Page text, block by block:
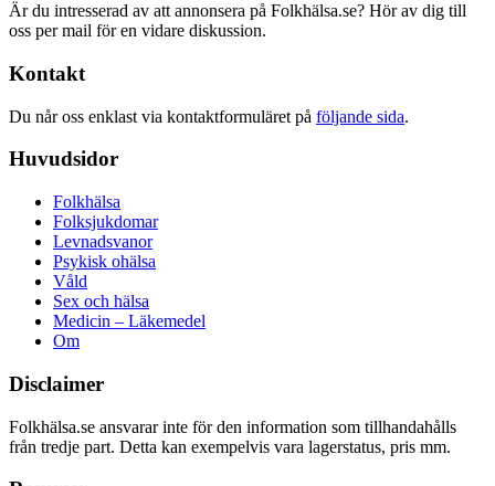
Är du intresserad av att annonsera på Folkhälsa.se? Hör av dig till
oss per mail för en vidare diskussion.
Kontakt
Du når oss enklast via kontaktformuläret på följande sida.
Huvudsidor
Folkhälsa
Folksjukdomar
Levnadsvanor
Psykisk ohälsa
Våld
Sex och hälsa
Medicin – Läkemedel
Om
Disclaimer
Folkhälsa.se ansvarar inte för den information som tillhandahålls
från tredje part. Detta kan exempelvis vara lagerstatus, pris mm.